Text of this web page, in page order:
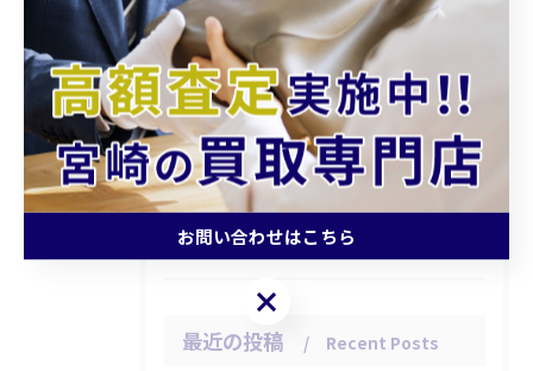
全てのカテゴリー
持ち込み
査定
引越し
片付け
高額
最近の投稿 Recent Posts
お問い合わせはこちら
お問い合わせはこちら